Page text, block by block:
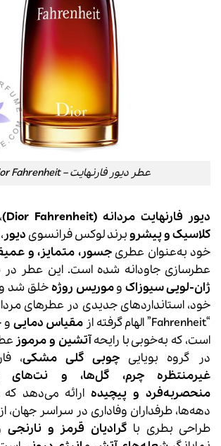
عطر دیور فارنهایت – Dior Fahrenheit
دیور فارنهایت مردانه (Dior Fahrenheit)
کلاسیک و پیشروبرند لوکس فرانسوی دیور
خود به‌عنوان عطریجسور، متمایز، و
عطرسازی جاودانه شده است. این عطر در
ژان-لویی سیوزاکوموریس روژهخلق شد
خود، استانداردهای جدیدی در عطرهای
“Fahrenheit” الهام گرفته از
مقیاس دمایی
است، که به‌خوبی با رایحهآتشین و مرموز
در گروه بویاییچوبی گلی مشکی،
غیرمنتظره چرم، گل‌ها، و نت‌های
منحصربه‌فرد و پیچیدهارائه می‌دهد
دهه‌ها، طرفداران وفاداری در سراسر جهان،
طراحی بطری با گرادیان قرمز و نارنجی